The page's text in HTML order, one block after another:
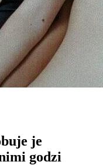
je
godzi